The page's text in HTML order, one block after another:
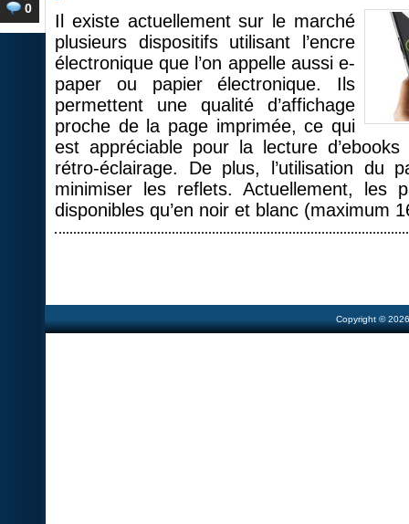
0
Il existe actuellement sur le marché
plusieurs dispositifs utilisant l’encre
électronique que l’on appelle aussi e-
paper ou papier électronique. Ils
permettent une qualité d’affichage
proche de la page imprimée, ce qui
est appréciable pour la lecture
rétro-éclairage. De plus, l’utilisation du
minimiser les reflets. Actuellement, les
disponibles qu’en noir et blanc (maximum
Copyright ©